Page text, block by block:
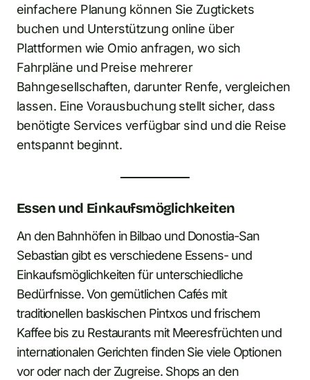
einfachere Planung können Sie Zugtickets
buchen und Unterstützung online über
Plattformen wie Omio anfragen, wo sich
Fahrpläne und Preise mehrerer
Bahngesellschaften, darunter Renfe, vergleichen
lassen. Eine Vorausbuchung stellt sicher, dass
benötigte Services verfügbar sind und die Reise
entspannt beginnt.
Essen und Einkaufsmöglichkeiten
An den Bahnhöfen in Bilbao und Donostia-San
Sebastian gibt es verschiedene Essens- und
Einkaufsmöglichkeiten für unterschiedliche
Bedürfnisse. Von gemütlichen Cafés mit
traditionellen baskischen Pintxos und frischem
Kaffee bis zu Restaurants mit Meeresfrüchten und
internationalen Gerichten finden Sie viele Optionen
vor oder nach der Zugreise. Shops an den